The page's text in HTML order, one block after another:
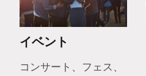
イベント
コンサート、フェス、